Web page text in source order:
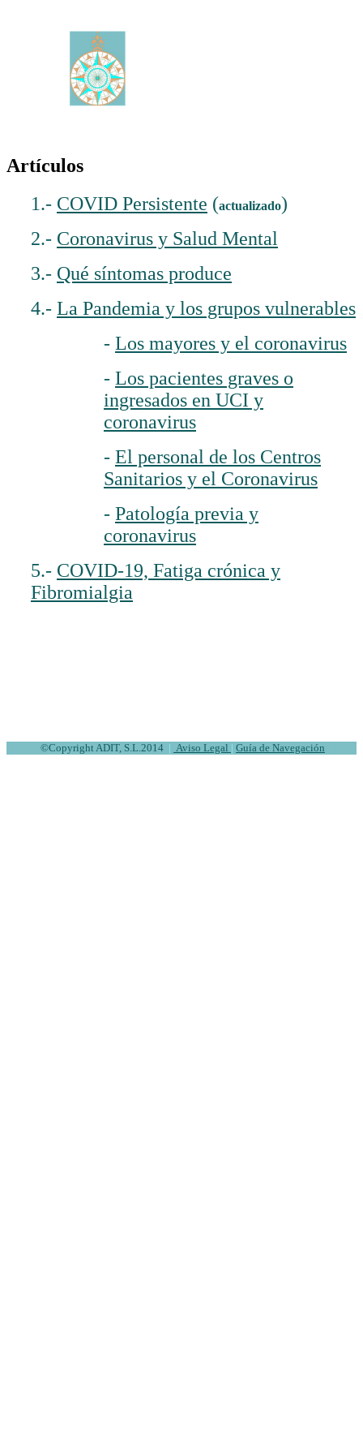
Artículos
1.- COVID Persistente (actualizado)
2.- Coronavirus y Salud Mental
3.- Qué síntomas produce
4.- La Pandemia y los grupos vulnerables
- Los mayores y el coronavirus
- Los pacientes graves o
ingresados en UCI y
coronavirus
- El personal de los Centros
Sanitarios y el Coronavirus
- Patología previa y
coronavirus
5.- COVID-19, Fatiga crónica y
Fibromialgia
©Copyright ADIT, S.L.2014 | Aviso Legal | Guía de Navegación